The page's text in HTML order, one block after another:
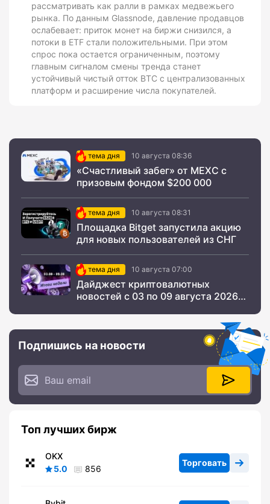
рассматривать как ралли в рамках медвежьего
рынка. По данным Glassnode, давление продавцов
ослабевает: приток монет на биржи снизился, а
потоки в ETF стали положительными. При этом
спрос пока остается ограниченным, поэтому
главным сигналом смены тренда станет
устойчивый чистый отток BTC с централизованных
платформ и расширение числа покупателей.
тема дня 10 августа 08:36
«Счастливый забег» от MEXC с
призовым фондом $200 000
тема дня 10 августа 08:31
Площадка Bitget запустила акцию
для новых пользователей из СНГ
тема дня 10 августа 07:00
Дайджест криптовалютных
новостей с 03 по 09 августа 2026
Подпишись на новости
Топ лучших бирж
OKX
5.0
856
Торговать